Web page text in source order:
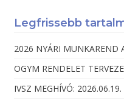
Legfrissebb
2026 NYÁRI MUNKAREND
OGYM RENDELET
IVSZ MEGHÍVÓ: